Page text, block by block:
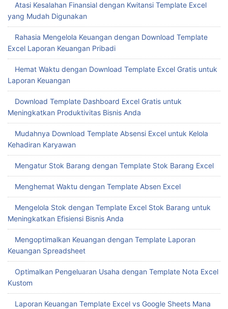
Atasi Kesalahan Finansial dengan Kwitansi Template Excel
yang Mudah Digunakan
Rahasia Mengelola Keuangan dengan Download Template
Excel Laporan Keuangan Pribadi
Hemat Waktu dengan Download Template Excel Gratis untuk
Laporan Keuangan
Download Template Dashboard Excel Gratis untuk
Meningkatkan Produktivitas Bisnis Anda
Mudahnya Download Template Absensi Excel untuk Kelola
Kehadiran Karyawan
Mengatur Stok Barang dengan Template Stok Barang Excel
Menghemat Waktu dengan Template Absen Excel
Mengelola Stok dengan Template Excel Stok Barang untuk
Meningkatkan Efisiensi Bisnis Anda
Mengoptimalkan Keuangan dengan Template Laporan
Keuangan Spreadsheet
Optimalkan Pengeluaran Usaha dengan Template Nota Excel
Kustom
Laporan Keuangan Template Excel vs Google Sheets Mana